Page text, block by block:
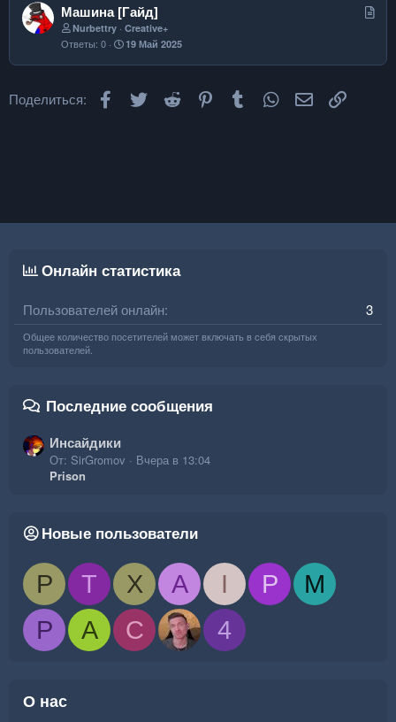
С
т
Машина [Гайд]
Nurbettry Creative+
Ответы 0 19 Май 2025
Поделиться: Facebook
Twitter Reddit PinterestTumblr WhatsApp
Онлайн статистика
Пользователей онлайн 3
Общее количество посетителей может включать в себя скрытых
пользователей.
Последние сообщения
Инсайдики
От: SirGromov
Вчера в 13:04
Prison
Новые пользователи
P T X A I P
M
P
A C 4
О нас